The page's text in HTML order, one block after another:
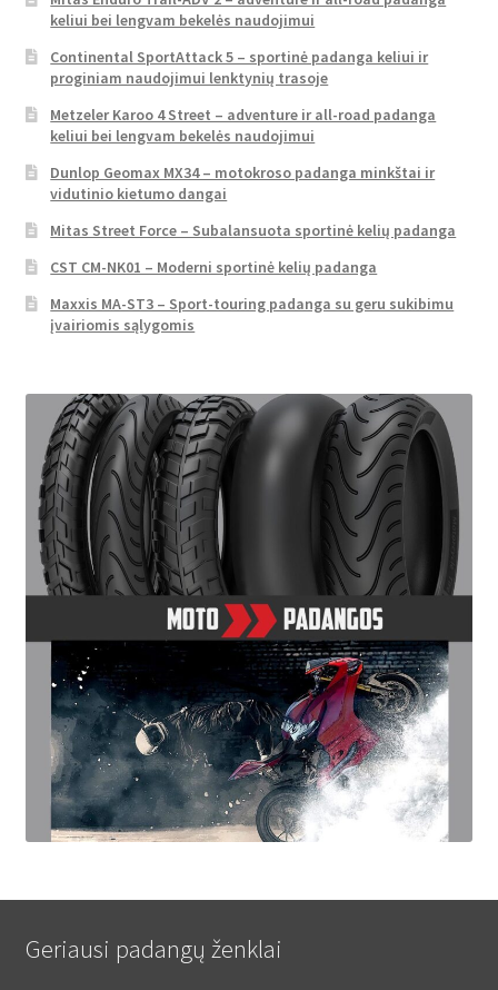
keliui bei lengvam bekelės naudojimui
Continental SportAttack 5 – sportinė padanga keliui ir
proginiam naudojimui lenktynių trasoje
Metzeler Karoo 4 Street – adventure ir all-road padanga
keliui bei lengvam bekelės naudojimui
Dunlop Geomax MX34 – motokroso padanga minkštai ir
vidutinio kietumo dangai
Mitas Street Force – Subalansuota sportinė kelių padanga
CST CM-NK01 – Moderni sportinė kelių padanga
Maxxis MA-ST3 – Sport-touring padanga su geru sukibimu
įvairiomis sąlygomis
Geriausi padangų ženklai